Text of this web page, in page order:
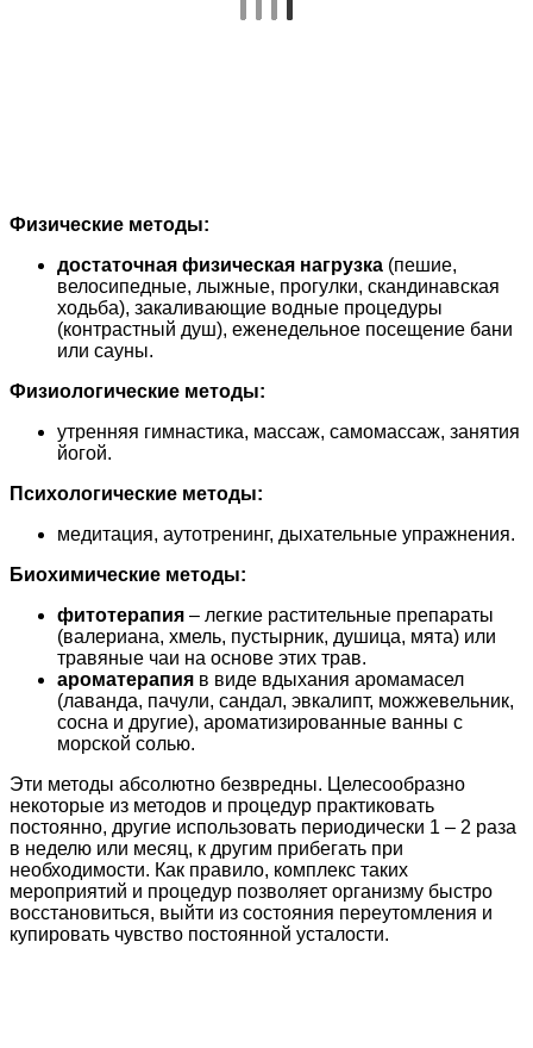
Физические методы:
достаточная физическая нагрузка (пешие,
велосипедные, лыжные, прогулки, скандинавская
ходьба), закаливающие водные процедуры
(контрастный душ), еженедельное посещение бани
или сауны.
Физиологические методы:
утренняя гимнастика, массаж, самомассаж, занятия
йогой.
Психологические методы:
медитация, аутотренинг, дыхательные упражнения.
Биохимические методы:
фитотерапия – легкие растительные препараты
(валериана, хмель, пустырник, душица, мята) или
травяные чаи на основе этих трав.
ароматерапия в виде вдыхания аромамасел
(лаванда, пачули, сандал, эвкалипт, можжевельник,
сосна и другие), ароматизированные ванны с
морской солью.
Эти методы абсолютно безвредны. Целесообразно
некоторые из методов и процедур практиковать
постоянно, другие использовать периодически 1 – 2 раза
в неделю или месяц, к другим прибегать при
необходимости. Как правило, комплекс таких
мероприятий и процедур позволяет организму быстро
восстановиться, выйти из состояния переутомления и
купировать чувство постоянной усталости.